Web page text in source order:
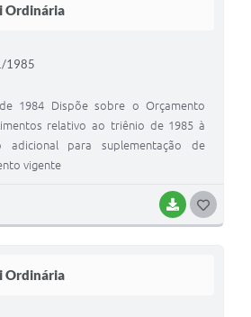
Ordinária
BAIXAR
1985
1984 Dispõe sobre o Orçamento
relativo ao triênio de 1985 à
adicional para suplementação de
vigente
Ordinária